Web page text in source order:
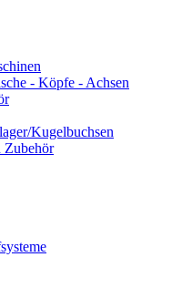
- Köpfe - Achsen
Kugelbuchsen
Zubehör